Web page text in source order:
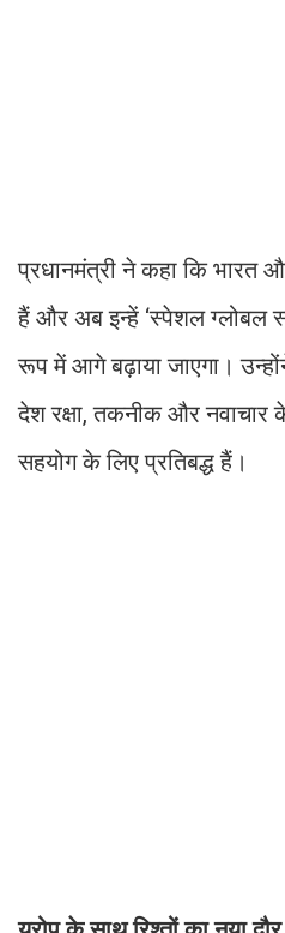
प्रधानमंत्री ने कहा कि भारत
हैं और अब इन्हें ‘स्पेशल ग्लोबल
रूप में आगे बढ़ाया जाएगा।
देश रक्षा, तकनीक और नवाचार
सहयोग के लिए प्रतिबद्ध हैं।